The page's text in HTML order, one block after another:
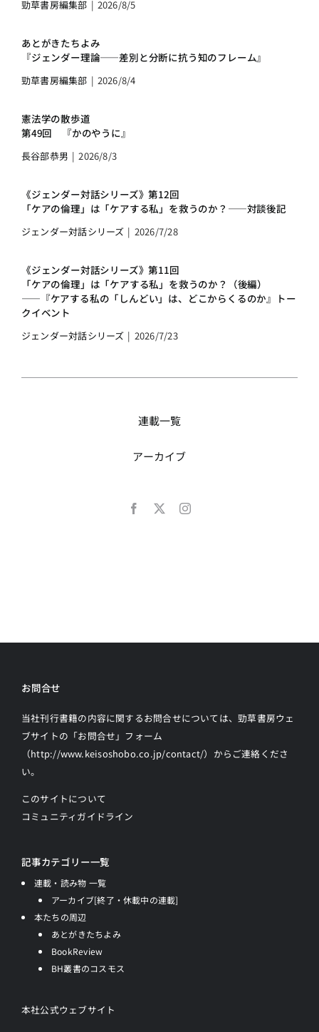
勁草書房編集部 | 2026/8/5
あとがきたちよみ
『ジェンダー理論――差別と分断に抗う知のフレーム』
勁草書房編集部 | 2026/8/4
憲法学の散歩道
第49回 『かのやうに』
長谷部恭男 | 2026/8/3
《ジェンダー対話シリーズ》第12回
「ケアの倫理」は「ケアする私」を救うのか？――対談後記
ジェンダー対話シリーズ | 2026/7/28
《ジェンダー対話シリーズ》第11回
「ケアの倫理」は「ケアする私」を救うのか？（後編）
――『ケアする私の「しんどい」は、どこからくるのか』トー
クイベント
ジェンダー対話シリーズ | 2026/7/23
連載一覧
アーカイブ
お問合せ
当社刊行書籍の内容に関するお問合せについては、勁草書房ウェ
ブサイトの 「お問合せ」フォーム
（http://www.keisoshobo.co.jp/contact/）からご連絡くださ
い。
このサイトについて
コミュニティガイドライン
記事カテゴリー一覧
連載・読み物 一覧
アーカイブ[終了・休載中の連載]
本たちの周辺
あとがきたちよみ
BookReview
BH叢書のコスモス
本社公式ウェブサイト